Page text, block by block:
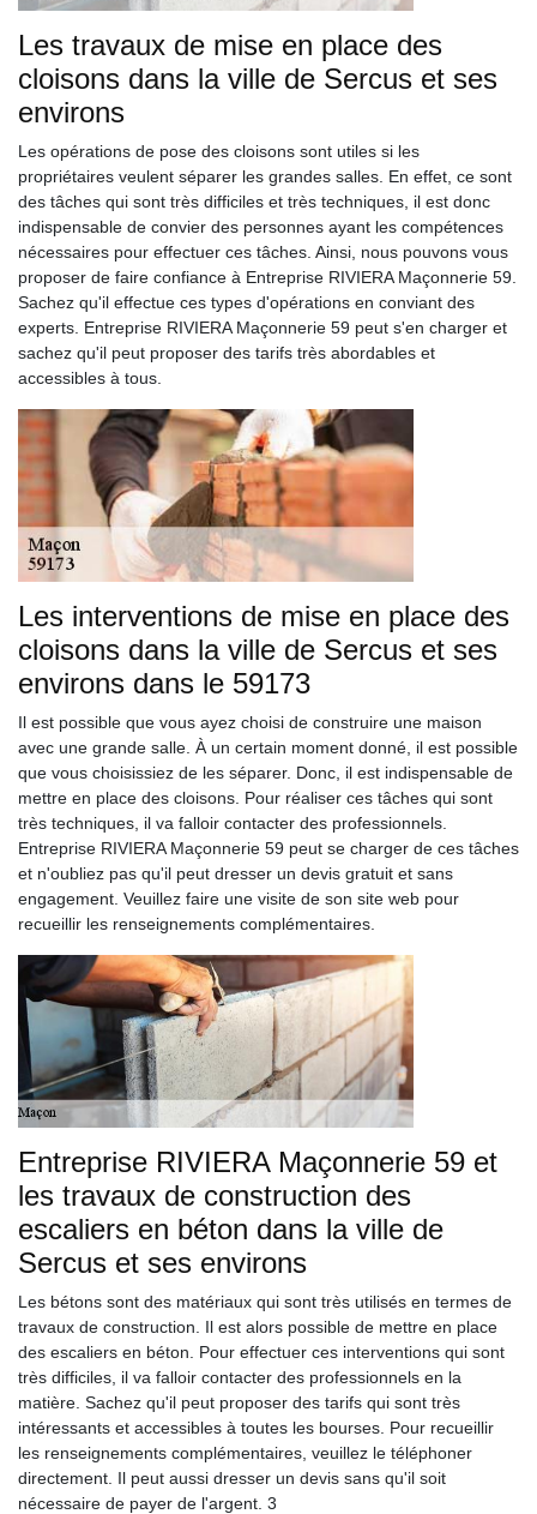
Les travaux de mise en place des
cloisons dans la ville de Sercus et ses
environs
Les opérations de pose des cloisons sont utiles si les
propriétaires veulent séparer les grandes salles. En effet, ce sont
des tâches qui sont très difficiles et très techniques, il est donc
indispensable de convier des personnes ayant les compétences
nécessaires pour effectuer ces tâches. Ainsi, nous pouvons vous
proposer de faire confiance à Entreprise RIVIERA Maçonnerie 59.
Sachez qu'il effectue ces types d'opérations en conviant des
experts. Entreprise RIVIERA Maçonnerie 59 peut s'en charger et
sachez qu'il peut proposer des tarifs très abordables et
accessibles à tous.
Les interventions de mise en place des
cloisons dans la ville de Sercus et ses
environs dans le 59173
Il est possible que vous ayez choisi de construire une maison
avec une grande salle. À un certain moment donné, il est possible
que vous choisissiez de les séparer. Donc, il est indispensable de
mettre en place des cloisons. Pour réaliser ces tâches qui sont
très techniques, il va falloir contacter des professionnels.
Entreprise RIVIERA Maçonnerie 59 peut se charger de ces tâches
et n'oubliez pas qu'il peut dresser un devis gratuit et sans
engagement. Veuillez faire une visite de son site web pour
recueillir les renseignements complémentaires.
Entreprise RIVIERA Maçonnerie 59 et
les travaux de construction des
escaliers en béton dans la ville de
Sercus et ses environs
Les bétons sont des matériaux qui sont très utilisés en termes de
travaux de construction. Il est alors possible de mettre en place
des escaliers en béton. Pour effectuer ces interventions qui sont
très difficiles, il va falloir contacter des professionnels en la
matière. Sachez qu'il peut proposer des tarifs qui sont très
intéressants et accessibles à toutes les bourses. Pour recueillir
les renseignements complémentaires, veuillez le téléphoner
directement. Il peut aussi dresser un devis sans qu'il soit
nécessaire de payer de l'argent. 3